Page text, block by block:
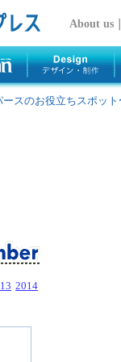
About us｜
ースのお役立ちスポット
2014